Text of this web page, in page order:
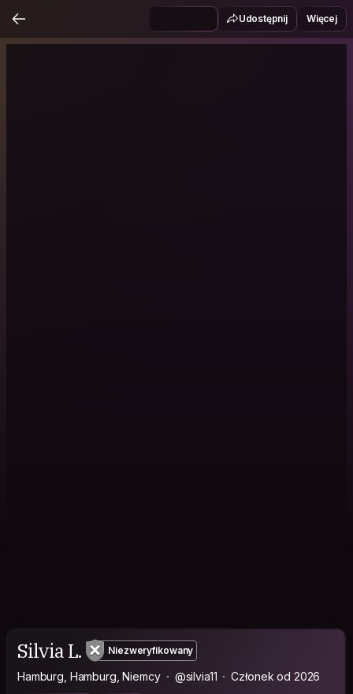
Udostępnij Więcej
Silvia L. Niezweryfikowany
Hamburg, Hamburg, Niemcy @silvia11 Członek od 2026